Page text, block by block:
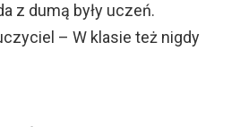
z dumą były uczeń.
– W klasie też nigdy